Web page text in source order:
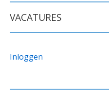
VACATURES
Inloggen